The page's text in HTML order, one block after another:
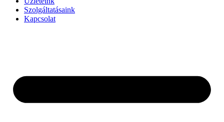
Szolgáltatásaink
Kapcsolat